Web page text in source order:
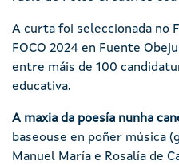
A curta foi seleccionada no
FOCO 2024 en Fuente
entre máis de 100
educativa.
A maxia da poesía nunha
baseouse en poñer música
Manuel María e Rosalía de